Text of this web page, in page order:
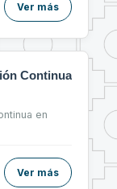
Ver más
Continua
en
Ver más